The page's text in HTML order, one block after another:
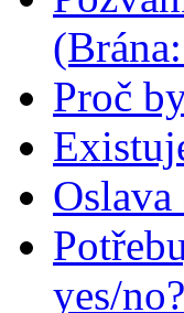
Proč
yes/no?